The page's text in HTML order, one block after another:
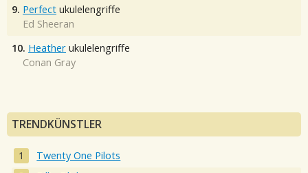
9. Perfect ukulelengriffe
Ed Sheeran
10. Heather ukulelengriffe
Conan Gray
TRENDKÜNSTLER
Twenty One Pilots